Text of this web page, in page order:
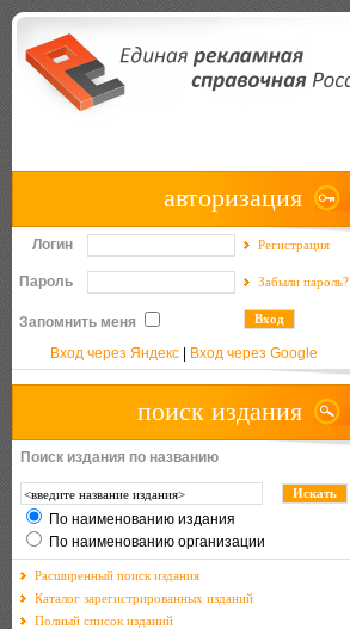
авторизация
Логин Регистрация
Пароль Забыли пароль?
Запомнить меня
Вход через Яндекс
Вход через Google
поиск издания
Поиск издания по названию
По наименованию издания
По наименованию организации
Расширенный поиск издания
Каталог зарегистрированных изданий
Полный список изданий